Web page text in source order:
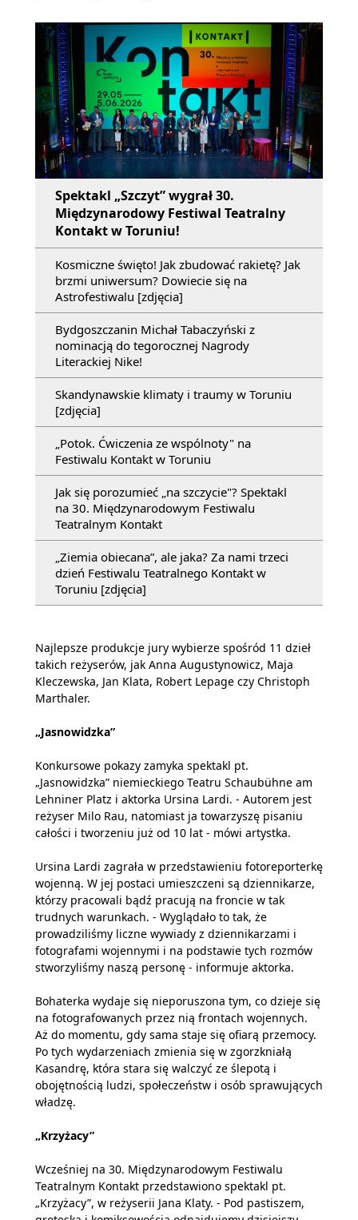
Spektakl „Szczyt” wygrał 30.
Międzynarodowy Festiwal Teatralny
Kontakt w Toruniu!
Kosmiczne święto! Jak zbudować rakietę? Jak
brzmi uniwersum? Dowiecie się na
Astrofestiwalu [zdjęcia]
Bydgoszczanin Michał Tabaczyński z
nominacją do tegorocznej Nagrody
Literackiej Nike!
Skandynawskie klimaty i traumy w Toruniu
[zdjęcia]
„Potok. Ćwiczenia ze wspólnoty" na
Festiwalu Kontakt w Toruniu
Jak się porozumieć „na szczycie"? Spektakl
na 30. Międzynarodowym Festiwalu
Teatralnym Kontakt
„Ziemia obiecana”, ale jaka? Za nami trzeci
dzień Festiwalu Teatralnego Kontakt w
Toruniu [zdjęcia]
Najlepsze produkcje jury wybierze spośród 11 dzieł
takich reżyserów, jak Anna Augustynowicz, Maja
Kleczewska, Jan Klata, Robert Lepage czy Christoph
Marthaler.
„Jasnowidzka”
Konkursowe pokazy zamyka spektakl pt.
„Jasnowidzka” niemieckiego Teatru Schaubühne am
Lehniner Platz i aktorka Ursina Lardi. - Autorem jest
reżyser Milo Rau, natomiast ja towarzyszę pisaniu
całości i tworzeniu już od 10 lat - mówi artystka.
Ursina Lardi zagrała w przedstawieniu fotoreporterkę
wojenną. W jej postaci umieszczeni są dziennikarze,
którzy pracowali bądź pracują na froncie w tak
trudnych warunkach. - Wyglądało to tak, że
prowadziliśmy liczne wywiady z dziennikarzami i
fotografami wojennymi i na podstawie tych rozmów
stworzyliśmy naszą personę - informuje aktorka.
Bohaterka wydaje się nieporuszona tym, co dzieje się
na fotografowanych przez nią frontach wojennych.
Aż do momentu, gdy sama staje się ofiarą przemocy.
Po tych wydarzeniach zmienia się w zgorzkniałą
Kasandrę, która stara się walczyć ze ślepotą i
obojętnością ludzi, społeczeństw i osób sprawujących
władzę.
„Krzyżacy”
Wcześniej na 30. Międzynarodowym Festiwalu
Teatralnym Kontakt przedstawiono spektakl pt.
„Krzyżacy”, w reżyserii Jana Klaty. - Pod pastiszem,